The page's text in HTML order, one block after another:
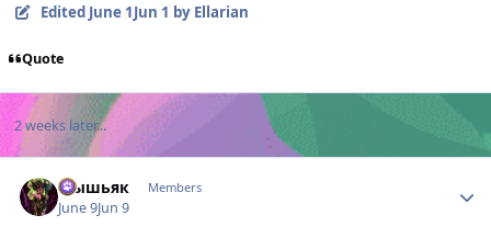
Edited June 1Jun 1 by Ellarian
Quote
2 weeks later...
Мышьяк Members
June 9Jun 9